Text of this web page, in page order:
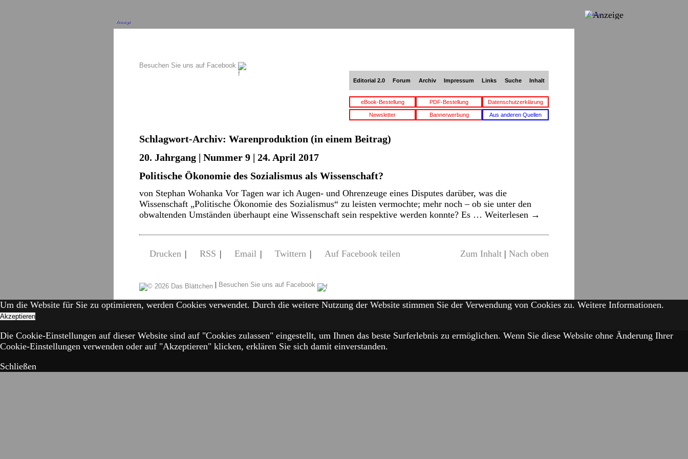
Anzeige
Besuchen Sie uns auf Facebook
Editorial 2.0 Forum Archiv Impressum Links Suche Inhalt
eBook-Bestellung PDF-Bestellung Datenschutzerklärung
Newsletter Bannerwerbung Aus anderen Quellen
Schlagwort-Archiv: Warenproduktion (in einem Beitrag)
20. Jahrgang | Nummer 9 | 24. April 2017
Politische Ökonomie des Sozialismus als Wissenschaft?
von Stephan Wohanka Vor Tagen war ich Augen- und Ohrenzeuge eines Disputes darüber, was die
Wissenschaft „Politische Ökonomie des Sozialismus“ zu leisten vermochte; mehr noch – ob sie unter den
obwaltenden Umständen überhaupt eine Wissenschaft sein respektive werden konnte? Es … Weiterlesen →
Drucken | RSS | Email | Twittern | Auf Facebook teilen Zum Inhalt | Nach oben
| Besuchen Sie uns auf Facebook
Anzeige
Um die Website für Sie zu optimieren, werden Cookies verwendet. Durch die weitere Nutzung der Website stimmen Sie der Verwendung von Cookies zu. Weitere Informationen.
Akzeptieren
Die Cookie-Einstellungen auf dieser Website sind auf "Cookies zulassen" eingestellt, um Ihnen das beste Surferlebnis zu ermöglichen. Wenn Sie diese Website ohne Änderung Ihrer
Cookie-Einstellungen verwenden oder auf "Akzeptieren" klicken, erklären Sie sich damit einverstanden.
Schließen